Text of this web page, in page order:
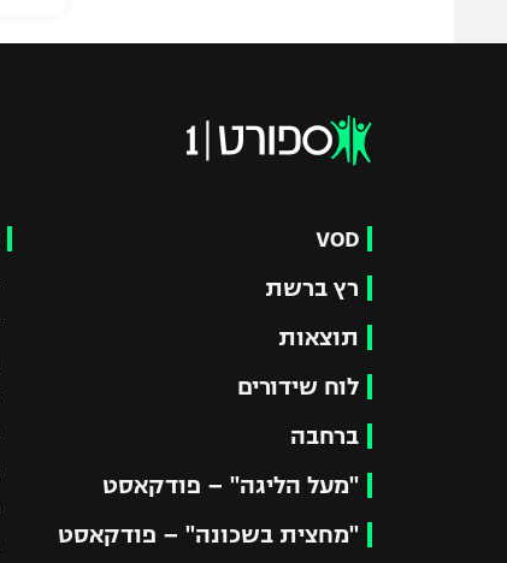
VOD
רץ ברשת
תוצאות
לוח שידורים
ברחבה
"מעל הליגה" – פודקאסט
"מחצית בשכונה" – פודקאסט